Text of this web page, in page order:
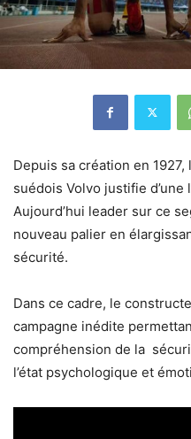
Depuis sa création en
suédois Volvo justifie
Aujourd’hui leader sur ce
nouveau palier en
sécurité.
Dans ce cadre, le
campagne inédite
compréhension de la
l’état psychologique et